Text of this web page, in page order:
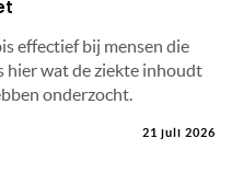
effectief bij mensen die
hier wat de ziekte inhoudt
onderzocht.
21 juli 2026